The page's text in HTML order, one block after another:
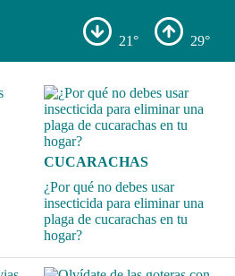
21° 29°
CUCARACHAS
¿Por qué no debes usar
insecticida para eliminar una
plaga de cucarachas en tu
hogar?